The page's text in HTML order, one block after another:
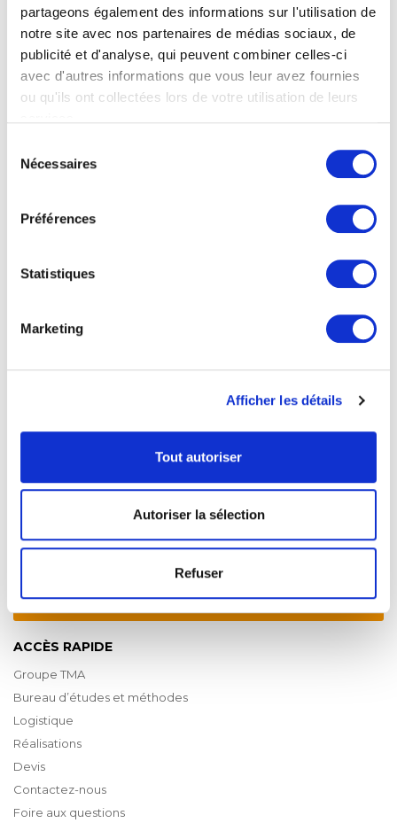
partageons également des informations sur l'utilisation de
notre site avec nos partenaires de médias sociaux, de
publicité et d'analyse, qui peuvent combiner celles-ci
avec d'autres informations que vous leur avez fournies
ou qu'ils ont collectées lors de votre utilisation de leurs
Nécessaires
Préférences
Statistiques
Marketing
Afficher les détails
Tout autoriser
Autoriser la sélection
Refuser
LA DÉCOUPE PLASMA INTÈGRE LE
Groupe TMA & investissements
LIRE LA SUITE
Inscrivez-vous à notre newsletter pour recevoir nos
ACCÈS RAPIDE
Groupe TMA
Bureau d’études et méthodes
Logistique
Réalisations
Devis
Contactez-nous
Foire aux questions